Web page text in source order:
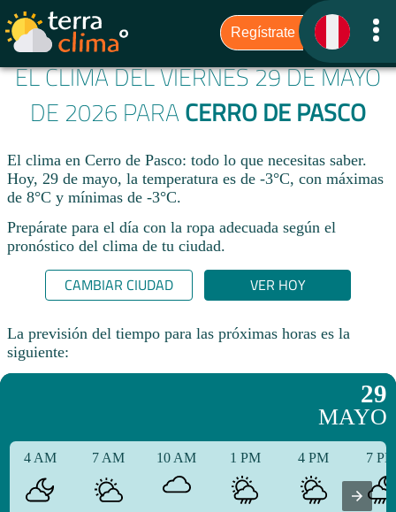
EL CLIMA DEL VIERNES 29 DE MAYO
DE 2026 PARA CERRO DE PASCO
El clima en Cerro de Pasco: todo lo que necesitas saber.
Hoy, 29 de mayo, la temperatura es de -3°C, con máximas
de 8°C y mínimas de -3°C.
Prepárate para el día con la ropa adecuada según el
pronóstico del clima de tu ciudad.​
CAMBIAR CIUDAD VER HOY
La previsión del tiempo para las próximas horas es la
siguiente:
29
MAYO
4 AM 7 AM 10 AM 1 PM 4 PM 7